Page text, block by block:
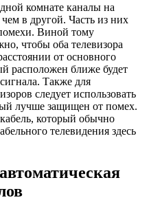
комнате каналы на
в другой. Часть из них
помехи. Виной тому
чтобы оба телевизора
от основного
расположен ближе будет
Также для
следует использовать
лучше защищен от помех.
который обычно
телевидения здесь